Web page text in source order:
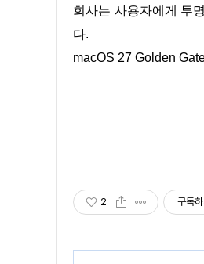
회사는 사용자에게 투
다.
macOS 27 Golden
2 구독하